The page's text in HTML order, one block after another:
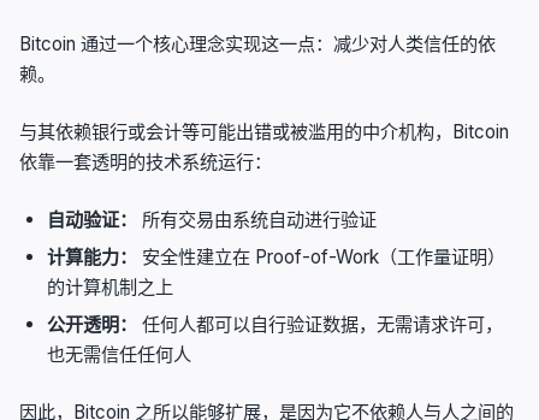
Bitcoin 通过一个核心理念实现这一点：减少对人类信任的依
赖。
与其依赖银行或会计等可能出错或被滥用的中介机构，Bitcoin
依靠一套透明的技术系统运行：
自动验证：
所有交易由系统自动进行验证
计算能力：
安全性建立在 Proof-of-Work（工作量证明）
的计算机制之上
公开透明：
任何人都可以自行验证数据，无需请求许可，
也无需信任任何人
因此，Bitcoin 之所以能够扩展，是因为它不依赖人与人之间的